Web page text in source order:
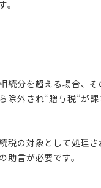
続分を超える場合、
除外され“贈与税”が
税の対象として処理
助言が必要です。